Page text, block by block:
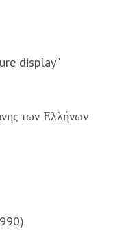
display"
των Ελλήνων